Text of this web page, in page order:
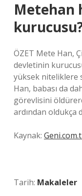
Metehan
ÖZET Mete Han,
devletinin
yüksek niteliklere
Han, babası da
görevlisini
ardından oldukça
Kaynak:
Tarih: Makaleler